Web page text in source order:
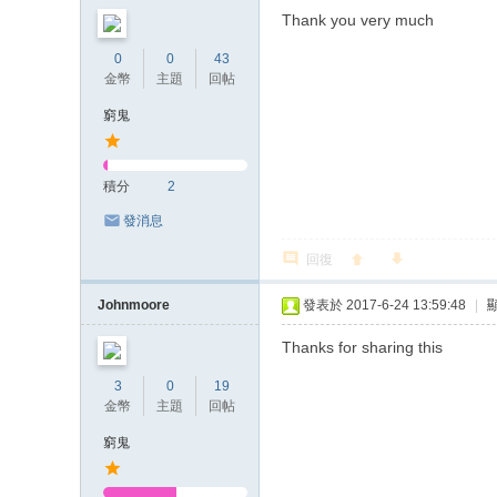
0
金幣
0
主題
43
回帖
窮鬼
積分 2
發消息
Thank you very much
回復
Johnmoore
3
金幣
0
主題
19
回帖
窮鬼
發表於 2017-6-24 13:59:48
Thanks for sharing this